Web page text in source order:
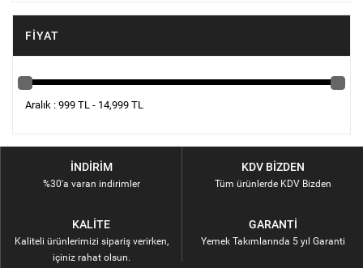
FIYAT
Aralık : 999 TL - 14,999 TL
İNDIRIM
%30'a varan indirimler
KDV BIZDEN
Tüm ürünlerde KDV Bizden
KALITE
Kaliteli ürünlerimizi sipariş verirken,
içiniz rahat olsun.
GARANTI
Yemek Takımlarında 5 yıl Garanti